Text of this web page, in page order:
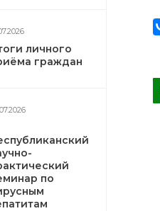
личного
граждан
по